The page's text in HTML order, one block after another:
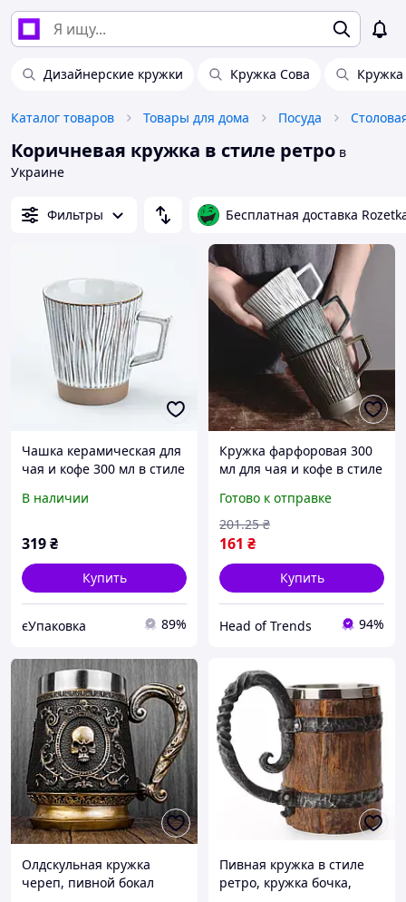
Дизайнерские кружки Кружка Сова
Каталог товаров Товары для дома Посуда
Коричневая кружка в стиле ретро в
Украине
Фильтры Бесплатная доставка
Чашка керамическая для
чая и кофе 300 мл в стиле
В наличии
319₴
Купить
єУпаковка 89%
Кружка фарфоровая 300
мл для чая и кофе в стиле
капучино кружки для
кофе кружки для чая
чашка с ручкой Графит
Готово к отправке
161 ₴
201.25 ₴
Купить
Head of Trends 94%
Олдскульная кружка
череп, пивной бокал
Пивная кружка в стиле
ретро, кружка бочка,